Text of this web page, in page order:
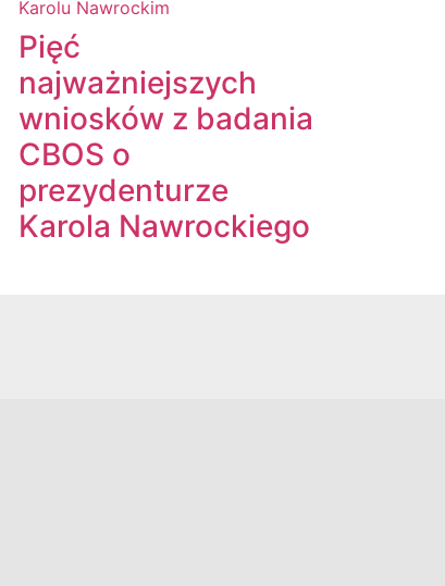
Pięć
najważniejszych
wniosków z badania
CBOS o
prezydenturze
Karola Nawrockiego